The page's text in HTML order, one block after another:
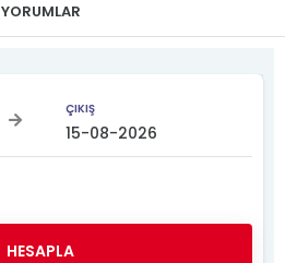
YORUMLAR
ÇIKIŞ
HESAPLA